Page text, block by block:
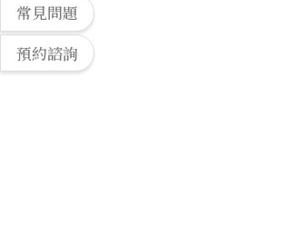
常見問題
預約諮詢